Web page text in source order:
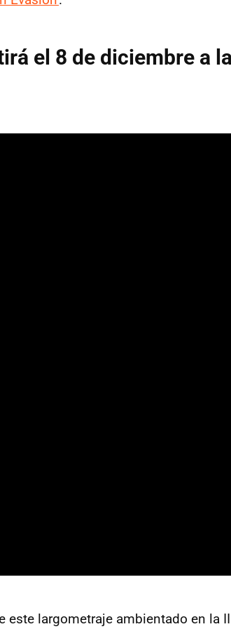
el 8 de diciembre a
este largometraje ambientado en la